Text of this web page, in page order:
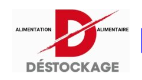
contenu